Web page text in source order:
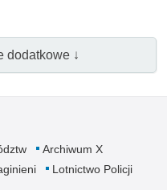
dodatkowe ↓
Archiwum X
Lotnictwo Policji